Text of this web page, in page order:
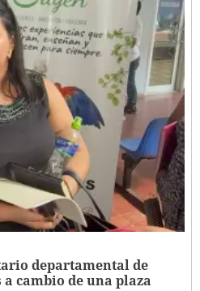
departamental de
cambio de una plaza